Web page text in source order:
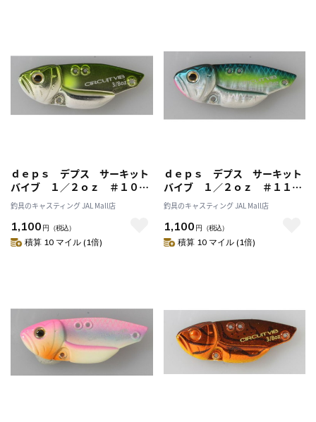
ｄｅｐｓ デプス サーキット
バイブ １／２ｏｚ ＃１０メ
タルアユ
釣具のキャスティング JAL Mall店
1,100 円 （税込）
積算 10 マイル (1倍)
ｄｅｐｓ デプス サーキット
バイブ １／２ｏｚ ＃１１セ
クシーシャッド
釣具のキャスティング JAL Mall店
1,100 円 （税込）
積算 10 マイル (1倍)